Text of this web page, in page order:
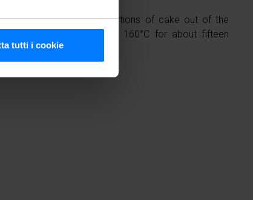
(impronte digitali).
analizzare il nostro
tutti i cookie
is take the desired portions of cake out of the
in the oven preheated to 160°C for about fifteen